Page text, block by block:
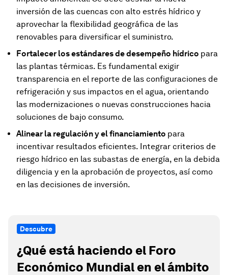
inversión de las cuencas con alto estrés hídrico y
aprovechar la flexibilidad geográfica de las
renovables para diversificar el suministro.
Fortalecer los estándares de desempeño hídrico para
las plantas térmicas. Es fundamental exigir
transparencia en el reporte de las configuraciones de
refrigeración y sus impactos en el agua, orientando
las modernizaciones o nuevas construcciones hacia
soluciones de bajo consumo.
Alinear la regulación y el financiamiento para
incentivar resultados eficientes. Integrar criterios de
riesgo hídrico en las subastas de energía, en la debida
diligencia y en la aprobación de proyectos, así como
en las decisiones de inversión.
Descubre
¿Qué está haciendo el Foro
Económico Mundial en el ámbito